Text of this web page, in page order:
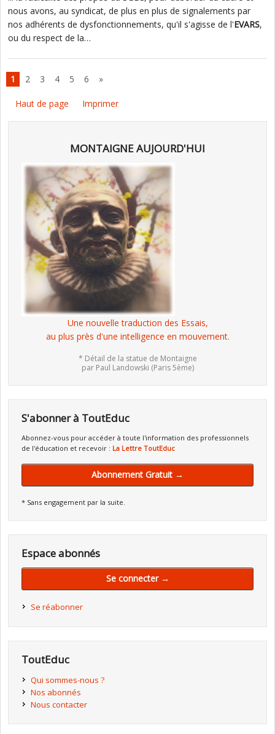
nous avons, au syndicat, de plus en plus de signalements par
nos adhérents de dysfonctionnements, qu'il s'agisse de l'EVARS,
ou du respect de la…
1 2 3 4 5 6 »
Haut de page Imprimer
MONTAIGNE AUJOURD'HUI
Une nouvelle traduction des Essais,
au plus près d'une intelligence en mouvement.
* Détail de la statue de Montaigne
par Paul Landowski (Paris 5ème)
S'abonner à ToutEduc
Abonnez-vous pour accéder à toute l'information des professionnels
de l'éducation et recevoir : La Lettre ToutEduc
Abonnement Gratuit →
* Sans engagement par la suite.
Espace abonnés
Se connecter →
Se réabonner
ToutEduc
Qui sommes-nous ?
Nos abonnés
Nous contacter